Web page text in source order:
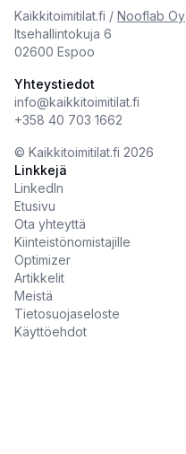
Kaikkitoimitilat.fi / Nooflab Oy
Itsehallintokuja 6
02600 Espoo
Yhteystiedot
info@kaikkitoimitilat.fi
+358 40 703 1662
©️ Kaikkitoimitilat.fi 2026
Linkkejä
LinkedIn
Etusivu
Ota yhteyttä
Kiinteistönomistajille
Optimizer
Artikkelit
Meistä
Tietosuojaseloste
Käyttöehdot